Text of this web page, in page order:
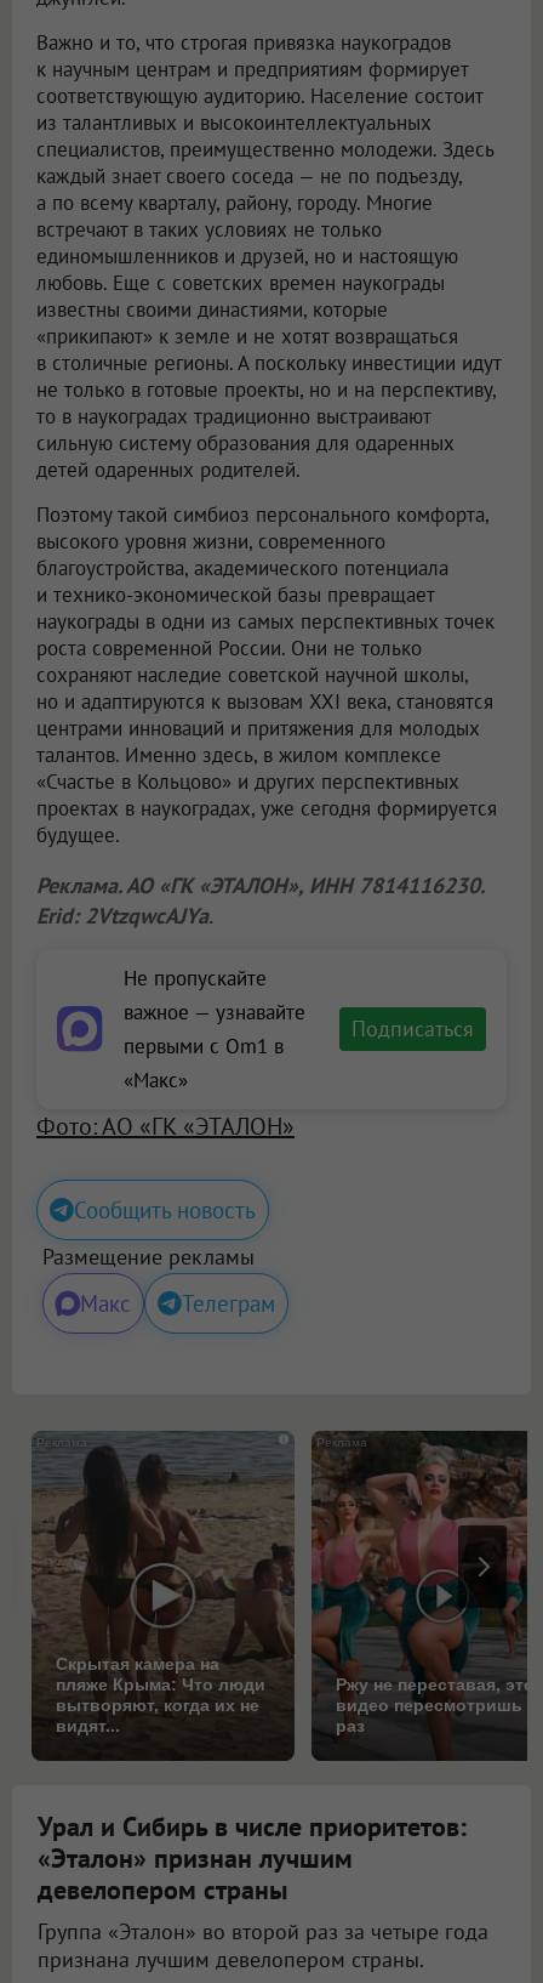
Важно и то, что строгая привязка наукоградов
к научным центрам и предприятиям формирует
соответствующую аудиторию. Население состоит
из талантливых и высокоинтеллектуальных
специалистов, преимущественно молодежи. Здесь
каждый знает своего соседа — не по подъезду,
а по всему кварталу, району, городу. Многие
встречают в таких условиях не только
единомышленников и друзей, но и настоящую
любовь. Еще с советских времен наукограды
известны своими династиями, которые
«прикипают» к земле и не хотят возвращаться
в столичные регионы. А поскольку инвестиции идут
не только в готовые проекты, но и на перспективу,
то в наукоградах традиционно выстраивают
сильную систему образования для одаренных
детей одаренных родителей.
Поэтому такой симбиоз персонального комфорта,
высокого уровня жизни, современного
благоустройства, академического потенциала
и технико-экономической базы превращает
наукограды в одни из самых перспективных точек
роста современной России. Они не только
сохраняют наследие советской научной школы,
но и адаптируются к вызовам XXI века, становятся
центрами инноваций и притяжения для молодых
талантов. Именно здесь, в жилом комплексе
«Счастье в Кольцово» и других перспективных
проектах в наукоградах, уже сегодня формируется
будущее.
Реклама. АО «ГК «ЭТАЛОН», ИНН 7814116230.
Erid: 2VtzqwcAJYa.
Не пропускайте
важное — узнавайте
первыми с Om1 в
«Макс»
Подписаться
Фото: АО «ГК «ЭТАЛОН»
Сообщить новость
Размещение рекламы
Макс Телеграм
i
Скрытая камера на
пляже Крыма: Что люди
вытворяют, когда их не
видят...
Ржу не переставая, это
видео пересмотришь
раз
Урал и Сибирь в числе приоритетов:
«Эталон» признан лучшим
девелопером страны
Группа «Эталон» во второй раз за четыре года
признана лучшим девелопером страны.